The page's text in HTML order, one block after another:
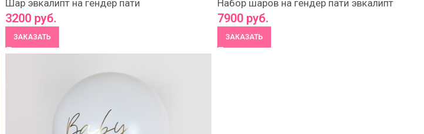
Шар эвкалипт на гендер пати
3200руб.
ЗАКАЗАТЬ
Набор шаров на гендер пати эвкалипт
7900 руб.
ЗАКАЗАТЬ